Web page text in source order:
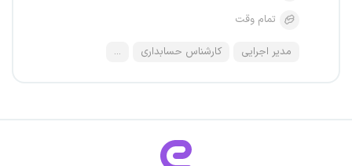
تمام وقت
مدیر اجرایی کارشناس حسابداری ...